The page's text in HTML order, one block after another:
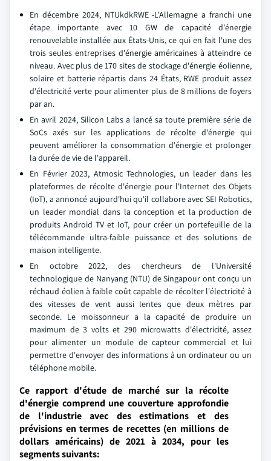
En décembre 2024, NTUkdkRWE -L'Allemagne a franchi une
étape importante avec 10 GW de capacité d'énergie
renouvelable installée aux États-Unis, ce qui en fait l'une des
trois seules entreprises d'énergie américaines à atteindre ce
niveau. Avec plus de 170 sites de stockage d'énergie éolienne,
solaire et batterie répartis dans 24 États, RWE produit assez
d'électricité verte pour alimenter plus de 8 millions de foyers
par an.
En avril 2024, Silicon Labs a lancé sa toute première série de
SoCs axés sur les applications de récolte d'énergie qui
peuvent améliorer la consommation d'énergie et prolonger
la durée de vie de l'appareil.
En Février 2023, Atmosic Technologies, un leader dans les
plateformes de récolte d'énergie pour l'Internet des Objets
(IoT), a annoncé aujourd'hui qu'il collabore avec SEI Robotics,
un leader mondial dans la conception et la production de
produits Android TV et IoT, pour créer un portefeuille de la
télécommande ultra-faible puissance et des solutions de
maison intelligente.
En octobre 2022, des chercheurs de l'Université
technologique de Nanyang (NTU) de Singapour ont conçu un
réchaud éolien à faible coût capable de récolter l'électricité à
des vitesses de vent aussi lentes que deux mètres par
seconde. Le moissonneur a la capacité de produire un
maximum de 3 volts et 290 microwatts d'électricité, assez
pour alimenter un module de capteur commercial et lui
permettre d'envoyer des informations à un ordinateur ou un
téléphone mobile.
Ce rapport d'étude de marché sur la récolte
d'énergie comprend une couverture approfondie
de l'industrie avec des estimations et des
prévisions en termes de recettes (en millions de
dollars américains) de 2021 à 2034, pour les
segments suivants: